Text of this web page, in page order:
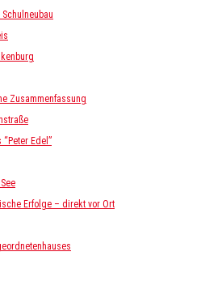
Zusammenfassung
Edel”
Erfolge – direkt vor Ort